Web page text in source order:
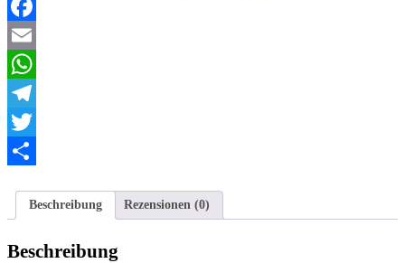
to
teach
in
vain
Menge
Facebook
Email
WhatsApp
Telegram
Twitter
Beschreibung
Rezensionen (0)
Beschreibung